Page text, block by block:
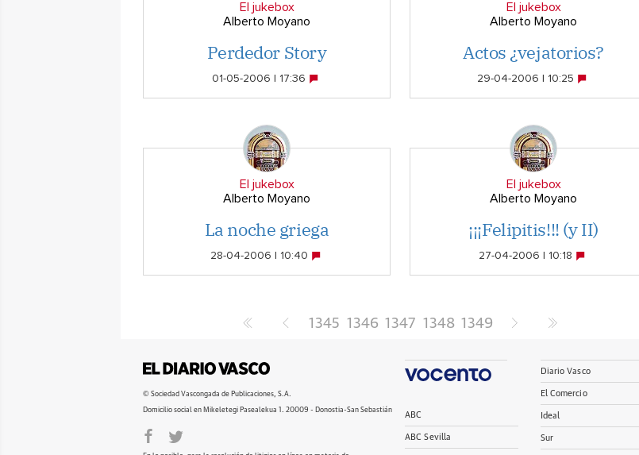
El jukebox
Alberto Moyano
Perdedor Story
01-05-2006 | 17:36
El jukebox
Alberto Moyano
Actos ¿vejatorios?
29-04-2006 | 10:25
El jukebox
Alberto Moyano
La noche griega
28-04-2006 | 10:40
El jukebox
Alberto Moyano
¡¡¡Felipitis!!! (y II)
27-04-2006 | 10:18
1345 1346 1347 1348 1349
© Sociedad Vascongada de Publicaciones, S.A.
Domicilio social en Mikeletegi Pasealekua 1. 20009 - Donostia-San Sebastián
ABC
ABC Sevilla
Diario Vasco
El Comercio
Ideal
Sur